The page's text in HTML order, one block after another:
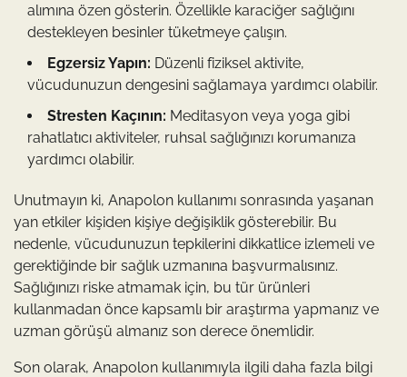
alımına özen gösterin. Özellikle karaciğer sağlığını
destekleyen besinler tüketmeye çalışın.
Egzersiz Yapın: Düzenli fiziksel aktivite,
vücudunuzun dengesini sağlamaya yardımcı olabilir.
Stresten Kaçının: Meditasyon veya yoga gibi
rahatlatıcı aktiviteler, ruhsal sağlığınızı korumanıza
yardımcı olabilir.
Unutmayın ki, Anapolon kullanımı sonrasında yaşanan
yan etkiler kişiden kişiye değişiklik gösterebilir. Bu
nedenle, vücudunuzun tepkilerini dikkatlice izlemeli ve
gerektiğinde bir sağlık uzmanına başvurmalısınız.
Sağlığınızı riske atmamak için, bu tür ürünleri
kullanmadan önce kapsamlı bir araştırma yapmanız ve
uzman görüşü almanız son derece önemlidir.
Son olarak, Anapolon kullanımıyla ilgili daha fazla bilgi